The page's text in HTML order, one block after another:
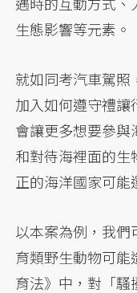
生態影響等元素。
就如同考汽車駕
加入如何遵守禮
會讓更多想要參
和對待海裡面的
正的海洋國家可能
以本案為例，我
育類野生動物可
育法》中，對「